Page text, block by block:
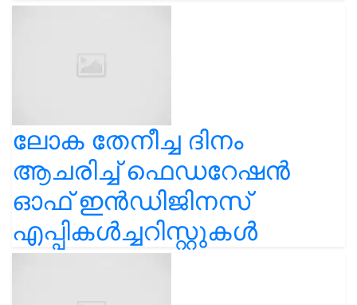
ലോക തേനീച്ച ദിനം
ആചരിച്ച് ഫെഡറേഷൻ
ഓഫ് ഇൻഡിജിനസ്
എപ്പികൾച്ചറിസ്റ്റുകൾ